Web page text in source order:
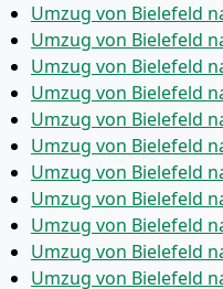
Umzug von Bielefeld
Umzug von Bielefeld
Umzug von Bielefeld
Umzug von Bielefeld
Umzug von Bielefeld
Umzug von Bielefeld
Umzug von Bielefeld
Umzug von Bielefeld
Umzug von Bielefeld
Umzug von Bielefeld
Umzug von Bielefeld